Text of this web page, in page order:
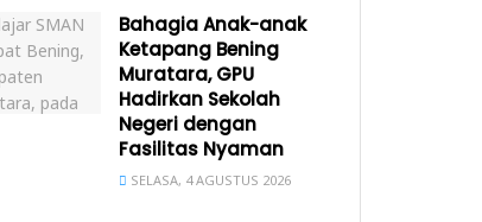
Bahagia Anak-anak
Ketapang Bening
Muratara, GPU
Hadirkan Sekolah
Negeri dengan
Fasilitas Nyaman
SELASA, 4 AGUSTUS 2026